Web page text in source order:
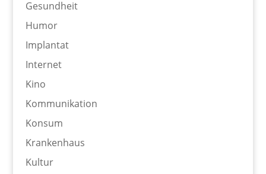
Gesundheit
Humor
Implantat
Internet
Kino
Kommunikation
Konsum
Krankenhaus
Kultur